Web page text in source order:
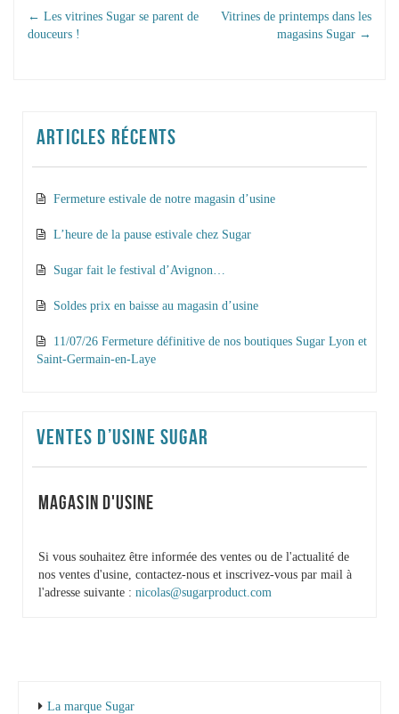
NAVIGATION DANS
← Les vitrines Sugar se parent de
douceurs !
Vitrines de printemps dans les
magasins Sugar →
ARTICLES RÉCENTS
Fermeture estivale de notre magasin d’usine
L’heure de la pause estivale chez Sugar
Sugar fait le festival d’Avignon…
Soldes prix en baisse au magasin d’usine
11/07/26 Fermeture définitive de nos boutiques Sugar Lyon et
Saint-Germain-en-Laye
VENTES D’USINE SUGAR
MAGASIN D'USINE
Si vous souhaitez être informée des ventes ou de l'actualité de
nos ventes d'usine, contactez-nous et inscrivez-vous par mail à
l'adresse suivante : nicolas@sugarproduct.com
La marque Sugar